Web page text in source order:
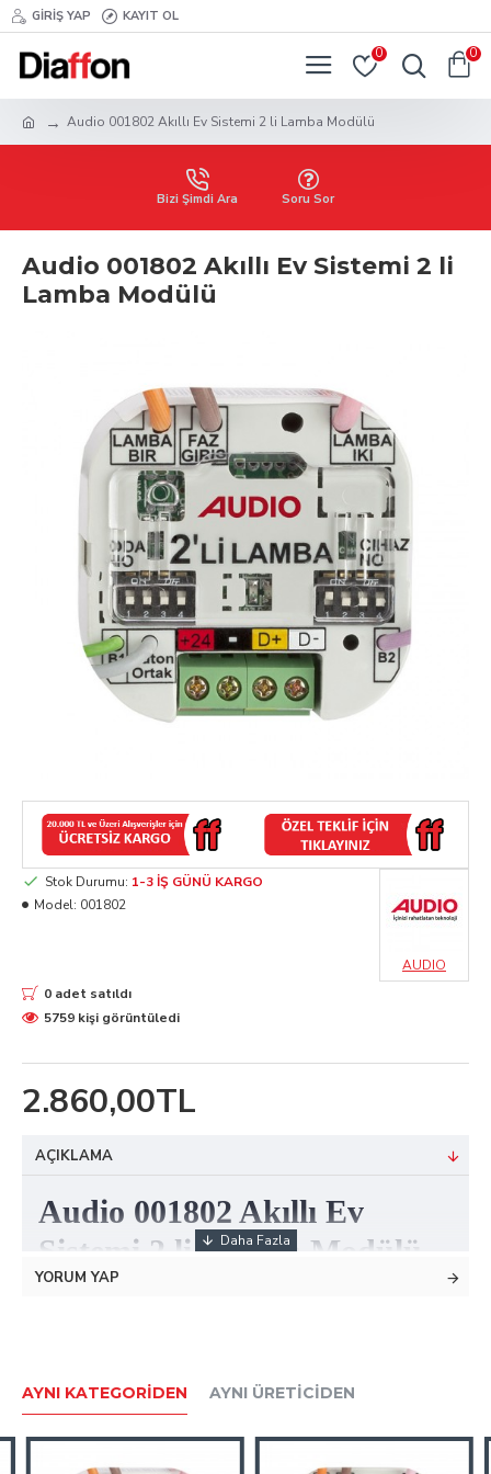
GIRIŞ YAP KAYIT OL
0 0
Audio 001802 Akıllı Ev Sistemi 2 li Lamba Modülü
Bizi Şimdi Ara Soru Sor
Audio 001802 Akıllı Ev Sistemi 2 li
Lamba Modülü
2.860,00TL
Stok Durumu: 1-3 İŞ GÜNÜ KARGO
Model: 001802
AUDIO
0 adet satıldı
5759 kişi görüntüledi
AÇIKLAMA
Audio 001802 Akıllı Ev
Sistemi 2 li Lamba Modülü
Lamba modülünü standart elektrik tesisatına ek olarak OK-4
bağlantısı ile kurabilirsiniz.
YORUM YAP
AYNI KATEGORIDEN AYNI ÜRETICIDEN